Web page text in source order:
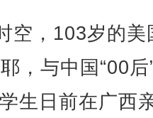
，103岁的美
，与中国“00后
生日前在广西